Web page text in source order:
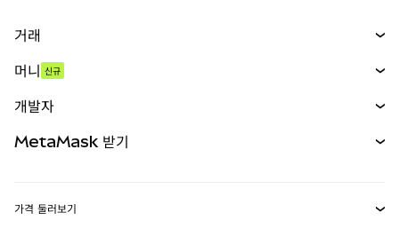
거래
무기한 선물
실물자산
머니 신규
개발자
MetaMask 받기
가격 둘러보기